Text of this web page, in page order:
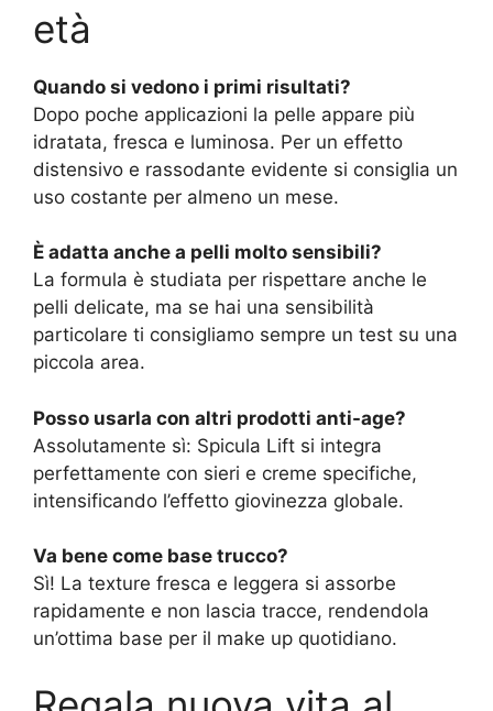
età
Quando si vedono i primi risultati?
Dopo poche applicazioni la pelle appare più
idratata, fresca e luminosa. Per un effetto
distensivo e rassodante evidente si consiglia un
uso costante per almeno un mese.
È adatta anche a pelli molto sensibili?
La formula è studiata per rispettare anche le
pelli delicate, ma se hai una sensibilità
particolare ti consigliamo sempre un test su una
piccola area.
Posso usarla con altri prodotti anti-age?
Assolutamente sì: Spicula Lift si integra
perfettamente con sieri e creme specifiche,
intensificando l’effetto giovinezza globale.
Va bene come base trucco?
Sì! La texture fresca e leggera si assorbe
rapidamente e non lascia tracce, rendendola
un’ottima base per il make up quotidiano.